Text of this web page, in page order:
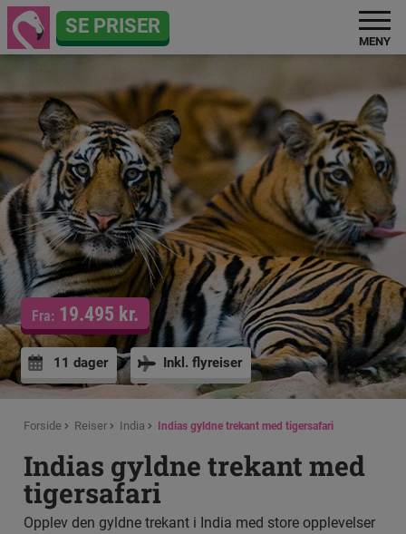
SE PRISER
MENY
Fra: 19.495 kr.
11 dager Inkl. flyreiser
Forside Reiser India Indias gyldne trekant med tigersafari
Indias gyldne trekant med
tigersafari
Opplev den gyldne trekant i India med store opplevelser